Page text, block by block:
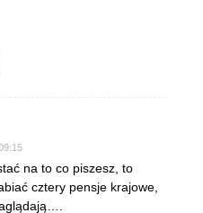
na to co piszesz, to
cztery pensje krajowe,